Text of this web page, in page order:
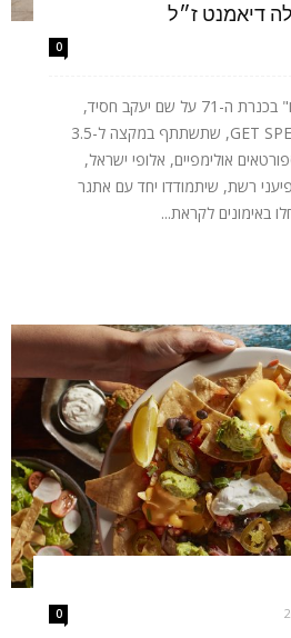
דיאמנט ז״ל
0
כחודש לפני צליחת "ספידו" בכנרת ה-71 על שם יעקב חסיד,
נחשפה נבחרת GET SPEEDO FIT, שתשתתף במקצה ל-3.5
אולימפיים, אלופי ישראל,
רשת, שיתמודדו יחד עם אתגר
באימונים לקראת...
0